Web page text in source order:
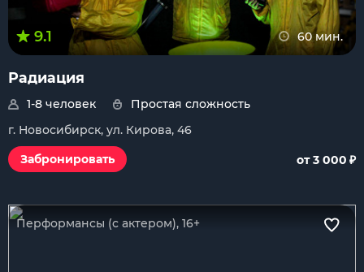
9.1 60 мин.
Радиация
1-8 человек
Простая сложность
г. Новосибирск, ул. Кирова, 46
Забронировать
от 3 000 ₽
Перформансы (с актером), 16+